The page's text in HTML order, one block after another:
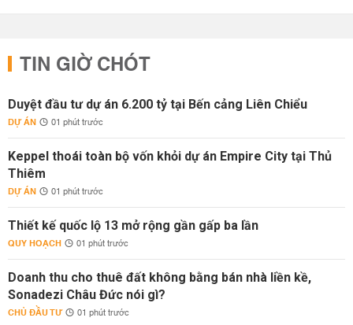
TIN GIỜ CHÓT
Duyệt đầu tư dự án 6.200 tỷ tại Bến cảng Liên Chiểu
DỰ ÁN 01 phút trước
Keppel thoái toàn bộ vốn khỏi dự án Empire City tại Thủ
Thiêm
DỰ ÁN 01 phút trước
Thiết kế quốc lộ 13 mở rộng gần gấp ba lần
QUY HOẠCH 01 phút trước
Doanh thu cho thuê đất không bằng bán nhà liền kề,
Sonadezi Châu Đức nói gì?
CHỦ ĐẦU TƯ 01 phút trước